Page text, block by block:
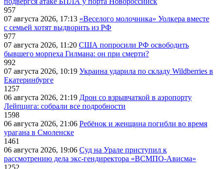
957
07 августа 2026, 17:13 «Веселого молочника» Уолкера вместе
с семьей хотят выдворить из РФ
977
07 августа 2026, 11:20 США попросили РФ освободить
бывшего морпеха Гилмана: он при смерти?
992
07 августа 2026, 10:19 Украина ударила по складу Wildberries в
Екатеринбурге
1257
06 августа 2026, 21:19 Дрон со взрывчаткой в аэропорту
Лейпцига: собрали все подробности
1598
06 августа 2026, 21:06 Ребёнок и женщина погибли во время
урагана в Смоленске
1461
06 августа 2026, 19:06 Суд на Урале приступил к
рассмотрению дела экс-гендиректора «ВСМПО-Ависма»
1252